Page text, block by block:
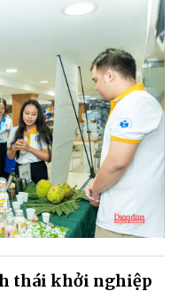
thái khởi nghiệp